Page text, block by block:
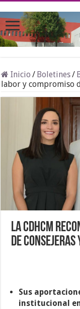
Inicio / Boletines/
labor y compromiso
La CDHCM
de
Sus
institucional